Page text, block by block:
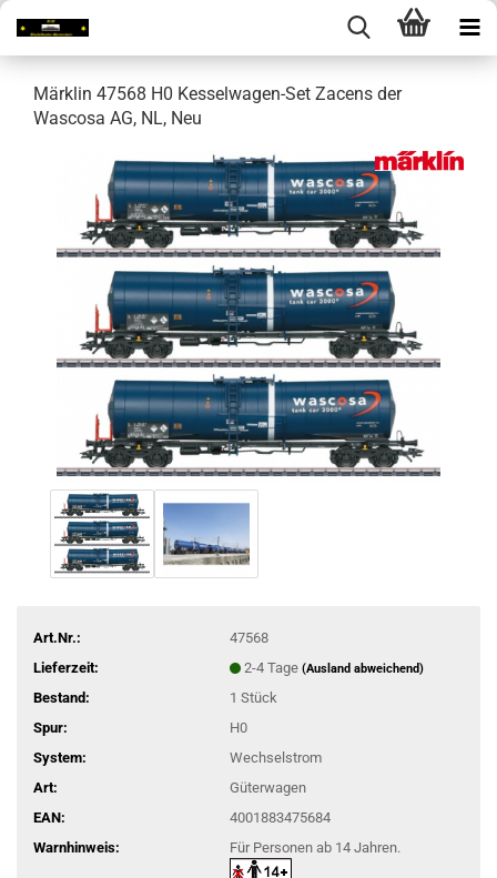
Märklin 47568 H0 Kesselwagen-Set Zacens der
Wascosa AG, NL, Neu
Art.Nr.:
47568
Lieferzeit:
2-4 Tage (Ausland abweichend)
Bestand: 1 Stück
Spur:
H0
System:
Wechselstrom
Art:
Güterwagen
EAN:
4001883475684
Warnhinweis:
Für Personen ab 14 Jahren.